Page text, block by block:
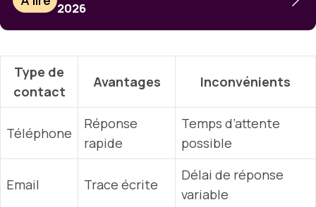
2026
Type de
contact
Avantages Inconvénients
Téléphone
Réponse
rapide
Temps d’attente
possible
Email Trace écrite
Délai de réponse
variable